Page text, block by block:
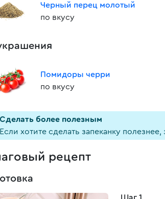
Черный перец молотый
по вкусу
Помидоры черри
по вкусу
Cделать более полезным
Если хотите сделать запеканку
рецепт